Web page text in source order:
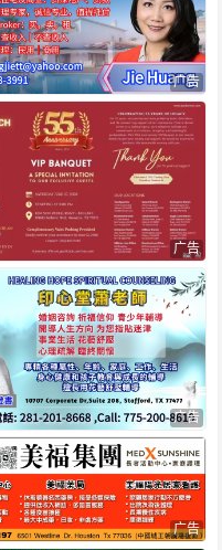
广告
广告
广告
广告